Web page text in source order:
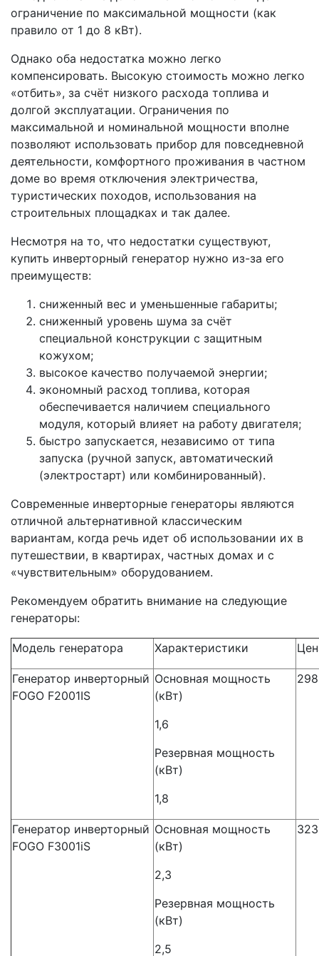
ограничение по максимальной мощности (как
правило от 1 до 8 кВт).
Однако оба недостатка можно легко
компенсировать. Высокую стоимость можно легко
«отбить», за счёт низкого расхода топлива и
долгой эксплуатации. Ограничения по
максимальной и номинальной мощности вполне
позволяют использовать прибор для повседневной
деятельности, комфортного проживания в частном
доме во время отключения электричества,
туристических походов, использования на
строительных площадках и так далее.
Несмотря на то, что недостатки существуют,
купить инверторный генератор нужно из-за его
преимуществ:
сниженный вес и уменьшенные габариты;
сниженный уровень шума за счёт
специальной конструкции с защитным
кожухом;
высокое качество получаемой энергии;
экономный расход топлива, которая
обеспечивается наличием специального
модуля, который влияет на работу двигателя;
быстро запускается, независимо от типа
запуска (ручной запуск, автоматический
(электростарт) или комбинированный).
Современные инверторные генераторы являются
отличной альтернативной классическим
вариантам, когда речь идет об использовании их в
путешествии, в квартирах, частных домах и с
«чувствительным» оборудованием.
Рекомендуем обратить внимание на следующие
генераторы:
Модель генератора Характеристики
Генератор инверторный
FOGO F2001IS
Основная мощность
(кВт)
1,6
Резервная мощность
(кВт)
1,8
Генератор инверторный
FOGO F3001iS
Основная мощность
(кВт)
2,3
Резервная мощность
(кВт)
2,5